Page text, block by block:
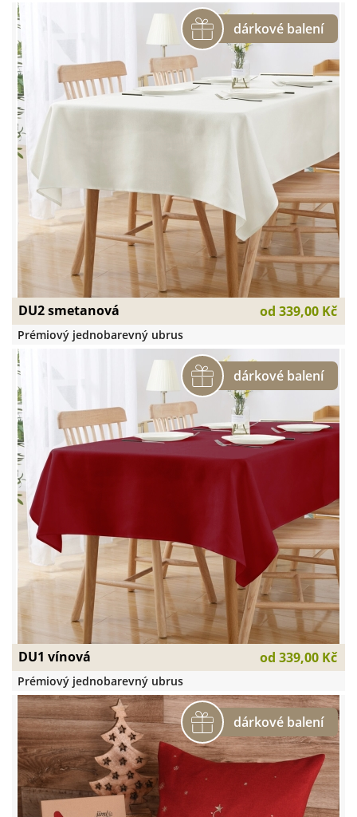
DU2 smetanová od 339,00 Kč
Prémiový jednobarevný ubrus
DU1 vínová od 339,00 Kč
Prémiový jednobarevný ubrus